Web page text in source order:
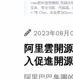
2023年08月
阿里雲開
入促進開